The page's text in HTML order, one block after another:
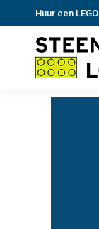
Huur een